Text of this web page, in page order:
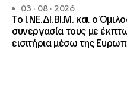
03 · 08 · 2026
Το Ι.ΝΕ.ΔΙ.ΒΙ.Μ. και o
συνεργασία τους με
εισιτήρια μέσω της